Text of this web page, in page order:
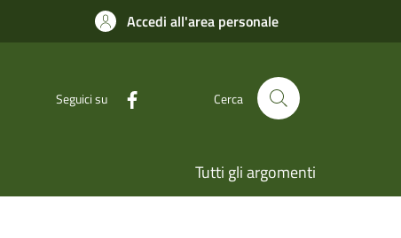
Accedi all'area personale
Seguici su Cerca
Tutti gli argomenti